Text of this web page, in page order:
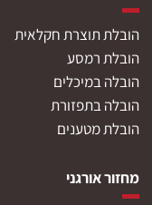
הובלת תוצרת חקלאית
הובלת רמסע
הובלה במיכלים
הובלה בתפזורת
הובלת מטענים
מחזור אורגני